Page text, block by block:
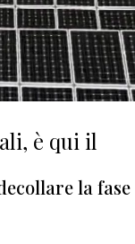
è qui il
la fase